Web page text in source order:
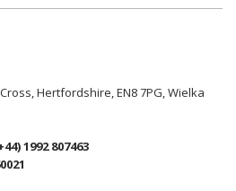
Hertfordshire, EN8 7PG, Wielka
1992 807463